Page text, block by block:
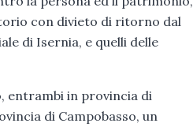
con divieto di ritorno dal
di Isernia, e quelli delle
entrambi in provincia di
di Campobasso, un